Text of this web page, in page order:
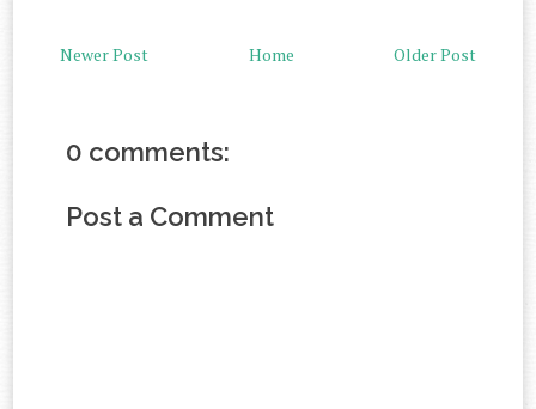
Newer Post Older Post
Home
0 comments:
Post a Comment